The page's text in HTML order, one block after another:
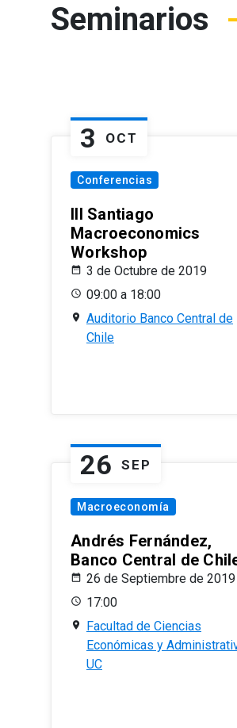
Seminarios
3 OCT
Conferencias
III Santiago
Macroeconomics
Workshop
3 de Octubre de 2019
09:00 a 18:00
Auditorio Banco Central de
Chile
26 SEP
Macroeconomía
Andrés Fernández,
Banco Central de
26 de Septiembre de 2019
17:00
Facultad de Ciencias
Económicas y
UC